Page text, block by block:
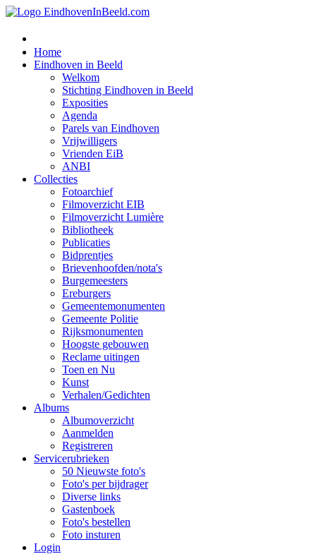
Home
Eindhoven in Beeld
Welkom
Stichting Eindhoven in Beeld
Exposities
Agenda
Parels van Eindhoven
Vrijwilligers
Vrienden EiB
ANBI
Collecties
Fotoarchief
Filmoverzicht EIB
Filmoverzicht Lumière
Bibliotheek
Publicaties
Bidprentjes
Brievenhoofden/nota's
Burgemeesters
Ereburgers
Gemeentemonumenten
Gemeente Politie
Rijksmonumenten
Hoogste gebouwen
Reclame uitingen
Toen en Nu
Kunst
Verhalen/Gedichten
Albums
Albumoverzicht
Aanmelden
Registreren
Servicerubrieken
50 Nieuwste foto's
Foto's per bijdrager
Diverse links
Gastenboek
Foto's bestellen
Foto insturen
Login